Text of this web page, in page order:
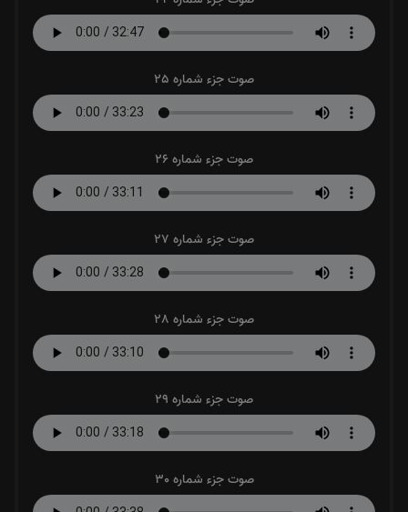
صوت جزء شماره 25
صوت جزء شماره 26
صوت جزء شماره 27
صوت جزء شماره 28
صوت جزء شماره 29
صوت جزء شماره 30